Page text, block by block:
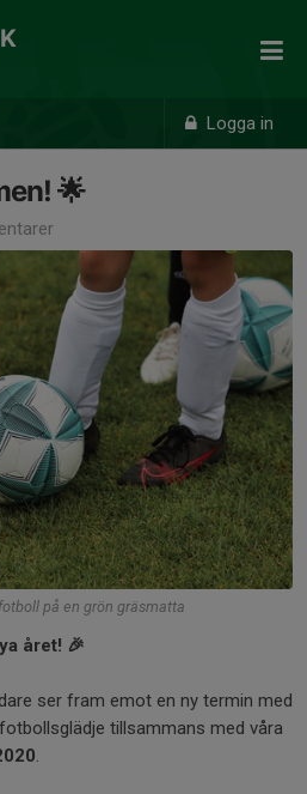
Logga in
🌟
på en grön gräsmatta
året! 🎉
ser fram emot en ny termin med
tillsammans med våra
.